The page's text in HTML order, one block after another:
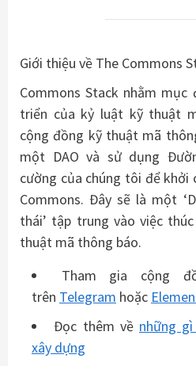
Giới thiệu về The Commons
Commons Stack nhằm mục
triển của kỷ luật kỹ thuật
cộng đồng kỹ thuật mã
một DAO và sử dụng
cường của chúng tôi để khởi
Commons. Đây sẽ là một
thái’ tập trung vào việc
thuật mã thông báo.
Tham gia cộng
trên Telegram hoặc
Đọc thêm về những
xây dựng